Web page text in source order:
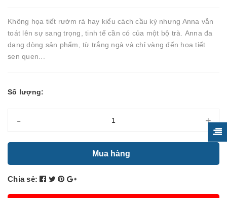
Không họa tiết rườm rà hay kiểu cách cầu kỳ nhưng Anna vẫn
toát lên sự sang trọng, tinh tế cần có của một bộ trà. Anna đa
dạng dòng sản phẩm, từ trắng ngà và chỉ vàng đến họa tiết
sen quen...
Số lượng:
- +
Mua hàng
Chia sẻ: